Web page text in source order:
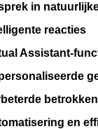
in
reacties
Assistant-
en